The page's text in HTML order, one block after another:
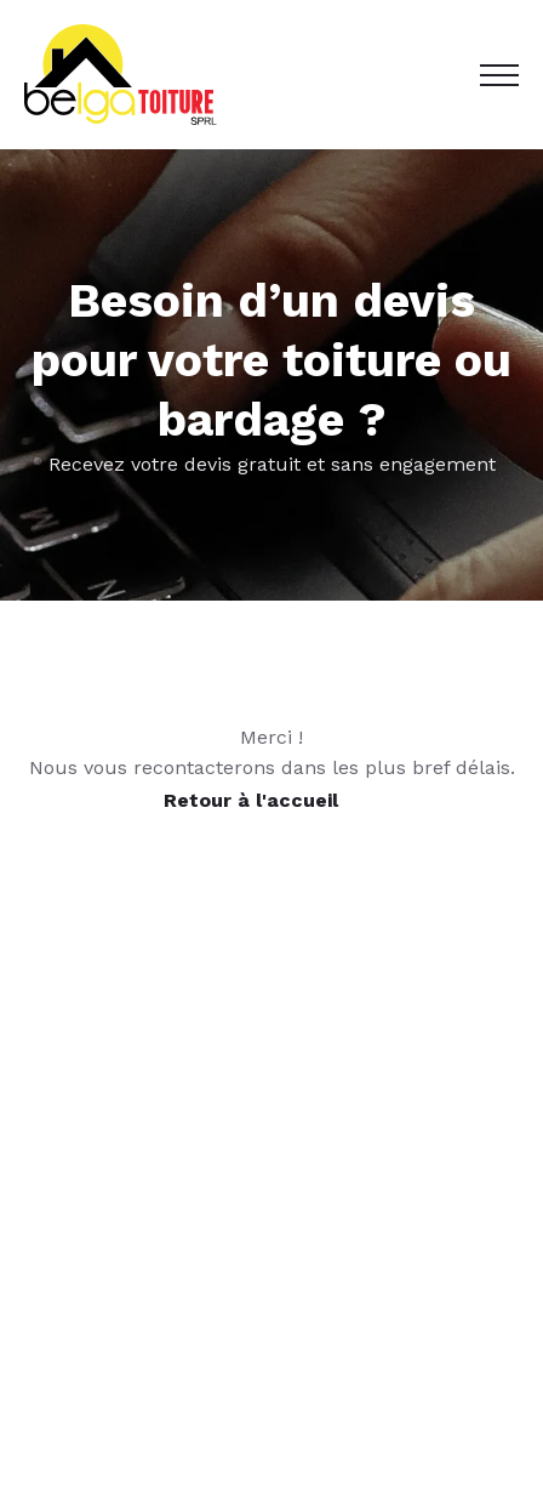
Besoin d’un devis
pour votre toiture ou
bardage ?
Recevez votre devis gratuit et sans engagement
Merci !
Nous vous recontacterons dans les plus bref délais.
Retour à l'accueil